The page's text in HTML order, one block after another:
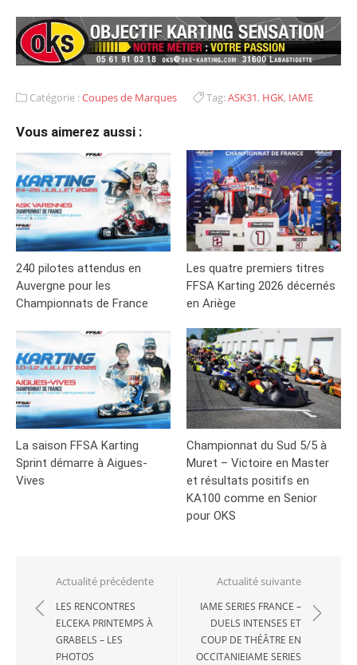
Catégorie :Coupes de Marques Tag:ASK31, HGK, IAME
Vous aimerez aussi :
240 pilotes attendus en
Auvergne pour les
Championnats de France
Les quatre premiers titres
FFSA Karting 2026 décernés
en Ariège
La saison FFSA Karting
Sprint démarre à Aigues-
Vives
Championnat du Sud 5/5 à
Muret – Victoire en Master
et résultats positifs en
KA100 comme en Senior
pour OKS
Navigation
de
l’article
Actualité précédente
LES RENCONTRES
ELCEKA PRINTEMPS À
GRABELS – LES
PHOTOS
Actualité suivante
IAME SERIES FRANCE –
DUELS INTENSES ET
COUP DE THÉÂTRE EN
OCCITANIEIAME SERIES